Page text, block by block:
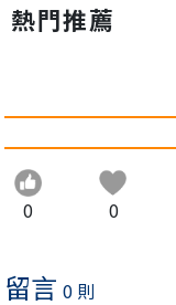
熱門推薦
0 0